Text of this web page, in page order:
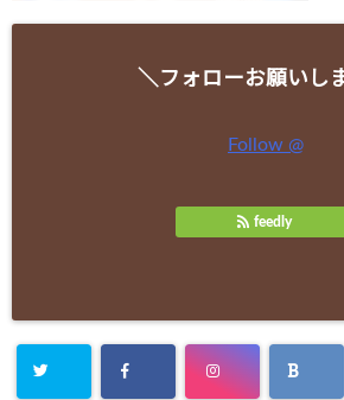
＼フォローお願いし
Follow @
feedly